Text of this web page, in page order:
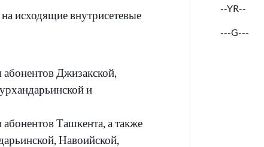
исходящие внутрисетевые
Джизакской,
и
Ташкента, а также
Навоийской,
--YR--
---G---